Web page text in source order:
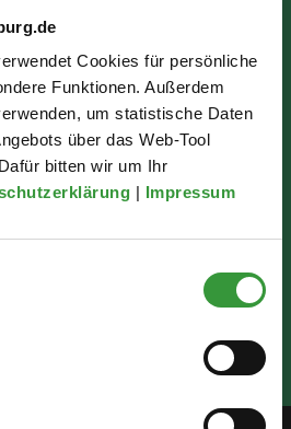
Cookies für persönliche
Funktionen. Außerdem
um statistische Daten
über das Web-Tool
bitten wir um Ihr
| Impressum
Uhr